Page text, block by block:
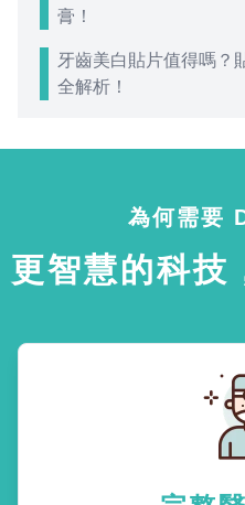
膏！
牙齒美白貼片值得嗎？
全解析！
為何需要
更智慧的科技